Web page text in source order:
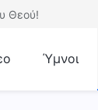
Θεού!
Ύμνοι